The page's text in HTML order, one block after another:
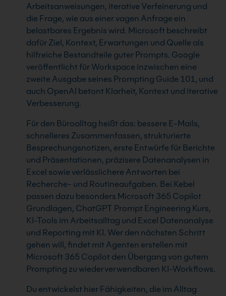
Arbeitsanweisungen, iterative Verfeinerung und
die Frage, wie aus einer vagen Anfrage ein
belastbares Ergebnis wird. Microsoft beschreibt
dafür Ziel, Kontext, Erwartungen und Quelle als
hilfreiche Bestandteile guter Prompts. Google
veröffentlicht für Workspace inzwischen eine
zweite Ausgabe seines Prompting Guide 101, und
auch OpenAI betont Klarheit, Kontext und iterative
Verbesserung.
Für den Büroalltag heißt das: bessere E-Mails,
schnelleres Zusammenfassen, strukturierte
Besprechungsnotizen, erste Entwürfe für Berichte
und Präsentationen, präzisere Datenanalysen in
Excel sowie verlässlichere Antworten bei
Recherche- und Routineaufgaben. Bei Kebel
passen dazu besonders Microsoft 365 Copilot
Grundlagen, ChatGPT Prompt Engineering Kurs,
KI-Tools im Arbeitsalltag und Excel Datenanalyse
und Reporting mit KI. Wer den nächsten Schritt
gehen will, findet mit Agenten erstellen mit
Microsoft 365 Copilot den Übergang von gutem
Prompting zu wiederverwendbaren KI-Workflows.
Du entwickelst hier Fähigkeiten, die im Alltag